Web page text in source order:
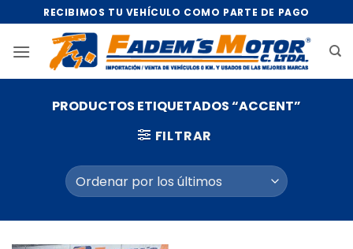
al
contenido
RECIBIMOS TU VEHÍCULO COMO PARTE DE PAGO
PRODUCTOS ETIQUETADOS “ACCENT”
FILTRAR